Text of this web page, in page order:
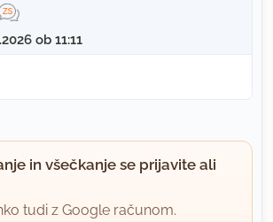
ob 11:11
in všečkanje se prijavite ali
tudi z Google računom.